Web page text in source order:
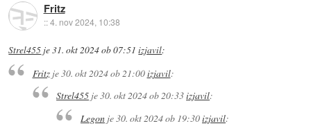
Fritz
::4. nov 2024, 10:38
Strel455 je31. okt 2024 ob 07:51 izjavil:
Fritzje30. okt 2024 ob 21:00izjavil:
Strel455 je30. okt 2024 ob 20:33izjavil:
Legonje30. okt 2024 ob 19:30izjavil: